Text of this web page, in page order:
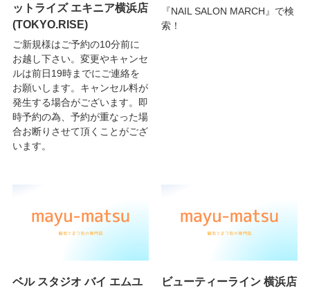
ットライズ エキニア横浜店
(TOKYO.RISE)
ご新規様はご予約の10分前に
お越し下さい。変更やキャンセ
ルは前日19時までにご連絡を
お願いします。キャンセル料が
発生する場合がございます。即
時予約の為、予約が重なった場
合お断りさせて頂くことがござ
います。
『NAIL SALON MARCH』で検
索！
ベル スタジオ バイ エムユ
ビューティーライン 横浜店